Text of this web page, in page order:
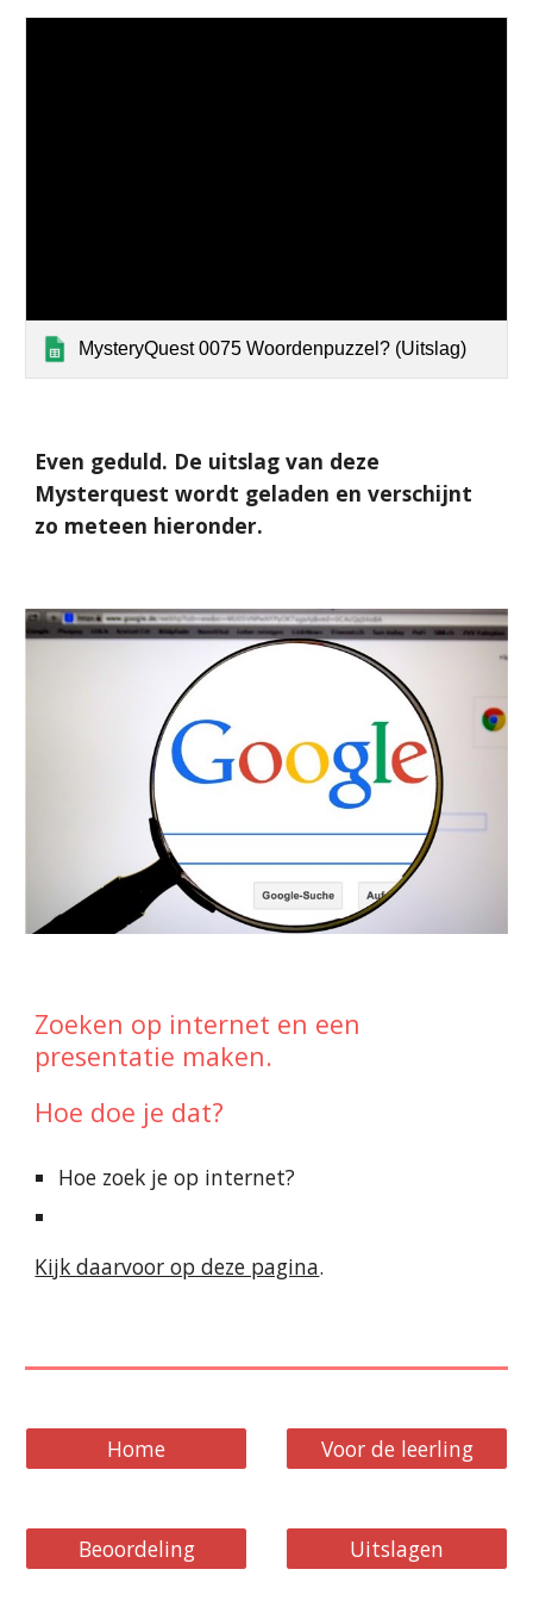
MysteryQuest 0075 Woordenpuzzel? (Uitslag)
Even geduld. De uitslag van deze
Mysterquest wordt geladen en verschijnt
zo meteen hieronder.
Zoeken op internet en een
presentatie maken.
Hoe doe je dat?
Hoe zoek je op internet?
Kijk daarvoor op deze pagina.
Home Voor de leerling
Beoordeling Uitslagen